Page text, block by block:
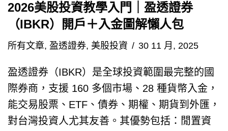
2026美股投資教學入門｜盈透證券
（IBKR）開戶＋入金圖解懶人包
所有文章, 盈透證券, 美股投資 30 11 月, 2025
盈透證券（IBKR）是全球投資範圍最完整的國
際券商，支援 160 多個市場、28 種貨幣入金，
能交易股票、ETF、債券、期權、期貨到外匯，
對台灣投資人尤其友善。其優勢包括：閒置資